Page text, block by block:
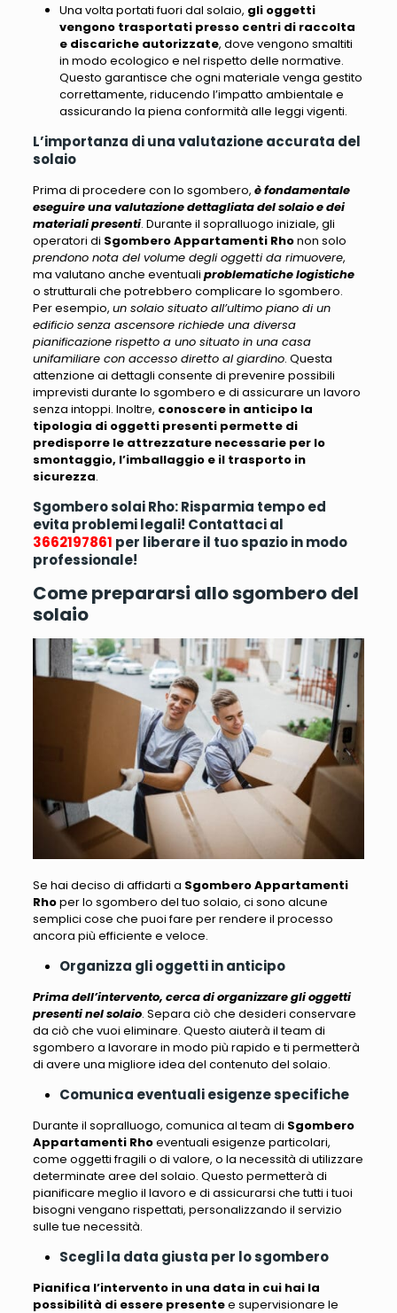
Una volta portati fuori dal solaio, gli oggetti
vengono trasportati presso centri di raccolta
e discariche autorizzate, dove vengono smaltiti
in modo ecologico e nel rispetto delle normative.
Questo garantisce che ogni materiale venga gestito
correttamente, riducendo l’impatto ambientale e
assicurando la piena conformità alle leggi vigenti.
L’importanza di una valutazione accurata del
solaio
Prima di procedere con lo sgombero, è fondamentale
eseguire una valutazione dettagliata del solaio e dei
materiali presenti. Durante il sopralluogo iniziale, gli
operatori di Sgombero Appartamenti Rhonon solo
prendono nota del volume degli oggetti da rimuovere,
ma valutano anche eventuali problematiche logistiche
o strutturali che potrebbero complicare lo sgombero.
Per esempio, un solaio situato all’ultimo piano di un
edificio senza ascensore richiede una diversa
pianificazione rispetto a uno situato in una casa
unifamiliare con accesso diretto al giardino. Questa
attenzione ai dettagli consente di prevenire possibili
imprevisti durante lo sgombero e di assicurare un lavoro
senza intoppi. Inoltre, conoscere in anticipo la
tipologia di oggetti presenti permette di
predisporre le attrezzature necessarie per lo
smontaggio, l’imballaggio e il trasporto in
sicurezza.
Sgombero solai Rho: Risparmia tempo ed
evita problemi legali! Contattaci al
3662197861 per liberare il tuo spazio in modo
professionale!
Come prepararsi allo sgombero del
solaio
Se hai deciso di affidarti a Sgombero Appartamenti
Rhoper lo sgombero del tuo solaio, ci sono alcune
semplici cose che puoi fare per rendere il processo
ancora più efficiente e veloce.
Organizza gli oggetti in anticipo
Prima dell’intervento, cerca di organizzare gli oggetti
presenti nel solaio. Separa ciò che desideri conservare
da ciò che vuoi eliminare. Questo aiuterà il team di
sgombero a lavorare in modo più rapido eti permetterà
di avere una migliore idea del contenuto del solaio.
Comunica eventuali esigenze specifiche
Durante il sopralluogo, comunica al team di Sgombero
Appartamenti Rhoeventuali esigenze particolari,
come oggetti fragili o di valore, o la necessità di utilizzare
determinate aree del solaio. Questo permetterà di
pianificare meglio il lavoro e di assicurarsi che tutti i tuoi
bisogni vengano rispettati, personalizzando il servizio
sulle tue necessità.
Scegli la data giusta per lo sgombero
Pianifica l’intervento in una data in cui hai la
possibilità di essere presentee supervisionare le